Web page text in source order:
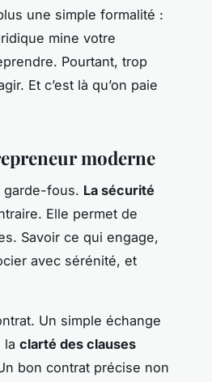
une simple formalité :
mine votre
Pourtant, trop
Et c’est là qu’on paie
moderne
garde-fous. La sécurité
Elle permet de
Savoir ce qui engage,
avec sérénité, et
Un simple échange
la clarté des clauses
bon contrat précise non